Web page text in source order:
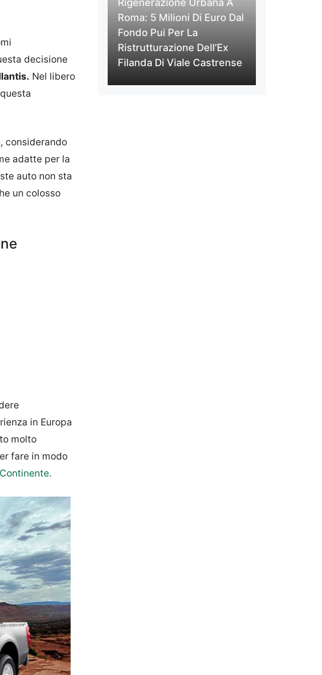
decisione
Nel libero
considerando
adatte per la
auto non sta
un colosso
in Europa
molto
fare in modo
Roma: 5 Milioni Di Euro Dal
Fondo Pui Per La
Ristrutturazione Dell’Ex
Filanda Di Viale Castrense